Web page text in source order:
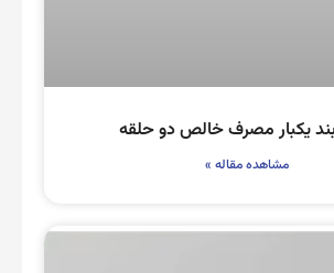
یکبار مصرف خالص دو حلقه
مشاهده مقاله »